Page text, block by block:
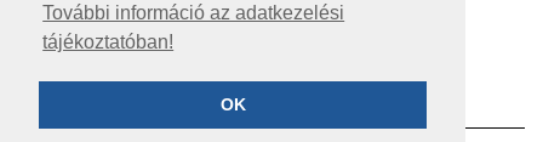
További információ az adatkezelési
tájékoztatóban!
OK
KÖZÉRDEKŰ ADATOK